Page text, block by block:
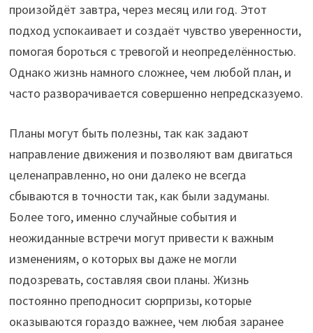
произойдёт завтра, через месяц или год. Этот
подход успокаивает и создаёт чувство уверенности,
помогая бороться с тревогой и неопределённостью.
Однако жизнь намного сложнее, чем любой план, и
часто разворачивается совершенно непредсказуемо.
Планы могут быть полезны, так как задают
направление движения и позволяют вам двигаться
целенаправленно, но они далеко не всегда
сбываются в точности так, как были задуманы.
Более того, именно случайные события и
неожиданные встречи могут привести к важным
изменениям, о которых вы даже не могли
подозревать, составляя свои планы. Жизнь
постоянно преподносит сюрпризы, которые
оказываются гораздо важнее, чем любая заранее